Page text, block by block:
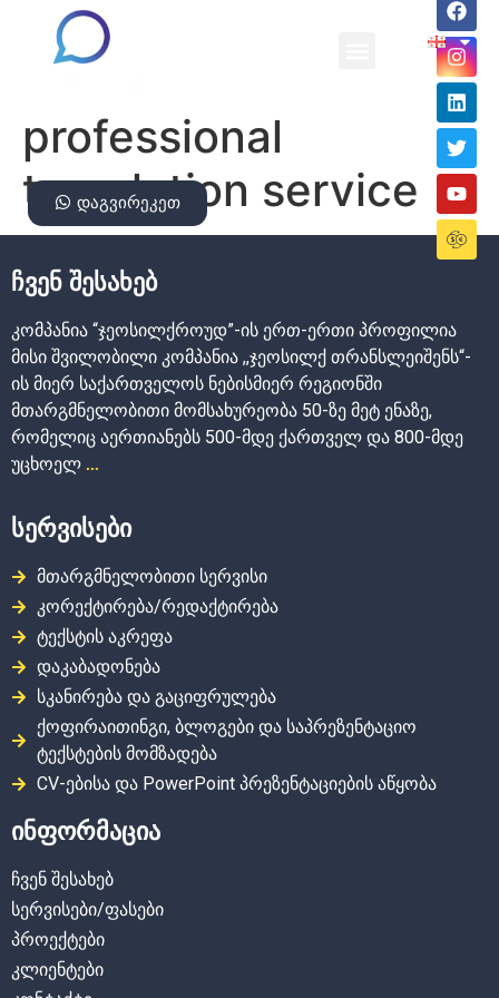
professional
translation service
დაგვირეკეთ
ჩვენ შესახებ
კომპანია “ჯეოსილქროუდ”-ის ერთ-ერთი პროფილია
მისი შვილობილი კომპანია ,,ჯეოსილქ თრანსლეიშენს“-
ის მიერ საქართველოს ნებისმიერ რეგიონში
მთარგმნელობითი მომსახურეობა 50-ზე მეტ ენაზე,
რომელიც აერთიანებს 500-მდე ქართველ და 800-მდე
უცხოელ ...
სერვისები
მთარგმნელობითი სერვისი
კორექტირება/რედაქტირება
ტექსტის აკრეფა
დაკაბადონება
სკანირება და გაციფრულება
ქოფირაითინგი, ბლოგები და საპრეზენტაციო
ტექსტების მომზადება
CV-ებისა და PowerPoint პრეზენტაციების აწყობა
ინფორმაცია
ჩვენ შესახებ
სერვისები/ფასები
პროექტები
კლიენტები